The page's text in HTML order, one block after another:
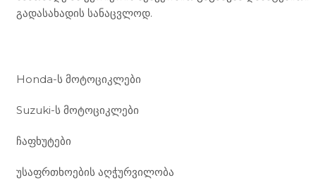
გადასახადის სანაცვლოდ.
Honda-ს მოტოციკლები
Suzuki-ს მოტოციკლები
ჩაფხუტები
უსაფრთხოების აღჭურვილობა